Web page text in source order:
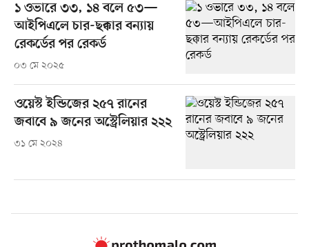
১ ওভারে ৩৩, ১৪ বলে ৫৩—
আইপিএলে চার-ছক্কার বন্যায়
রেকর্ডের পর রেকর্ড
০৩ মে ২০২৫
ওয়েস্ট ইন্ডিজের ২৫৭ রানের
জবাবে ৯ জনের অস্ট্রেলিয়ার ২২২
৩১ মে ২০২৪